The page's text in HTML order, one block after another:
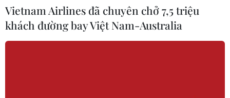
Vietnam Airlines đã chuyên chở 7,5 triệu
khách đường bay Việt Nam-Australia